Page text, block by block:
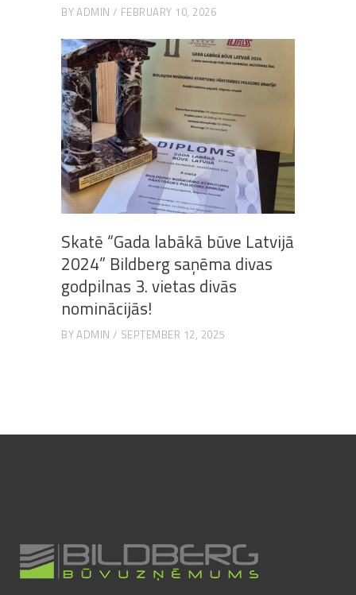
BYADMIN FEBRUARY 10, 2026
Skatē “Gada labākā būve Latvijā
2024” Bildberg saņēma divas
godpilnas 3. vietas divās
nominācijās!
BYADMIN SEPTEMBER 12, 2025